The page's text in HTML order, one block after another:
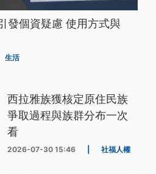
發個資疑慮 使用方式與
生活
西拉雅族獲核定原住民族
爭取過程與族群分布一次
看
2026-07-30 15:46 社福人權